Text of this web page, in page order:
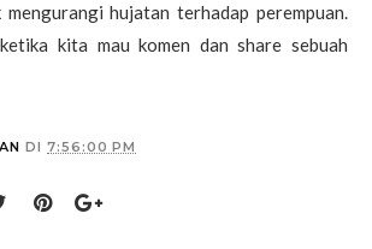
hujatan terhadap perempuan.
kita mau komen dan share sebuah
DI 7:56:00 PM